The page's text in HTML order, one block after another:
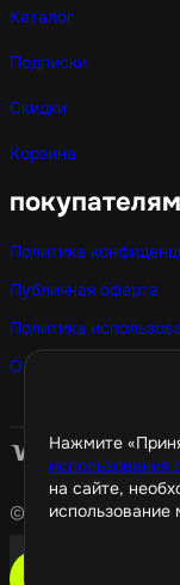
Нажмите
использования
на сайте,
использование
Каталог
Подписки
Скидки
Корзина
покупателям
Политика
Публичная оферта
Политика
Оптовые покупки
© 2026